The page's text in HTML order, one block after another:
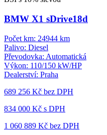
BMW X1 sDrive18d
Počet km: 24944 km
Palivo: Diesel
Převodovka: Automatická
Výkon: 110/150 kW/HP
Dealerství: Praha
689 256 Kč bez DPH
834 000 Kč s DPH
1 060 889 Kč bez DPH